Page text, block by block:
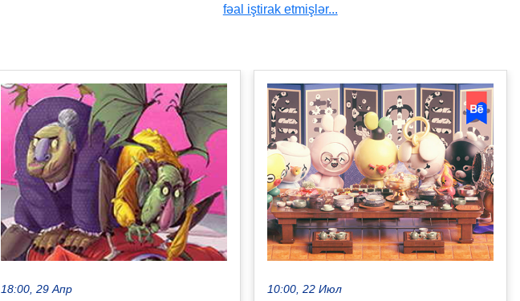
fəal iştirak etmişlər...
18:00, 29 Апр 10:00, 22 Июл